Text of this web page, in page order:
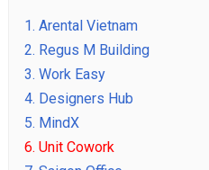
1. Arental Vietnam
2. Regus M Building
3. Work Easy
4. Designers Hub
5. MindX
6. Unit Cowork